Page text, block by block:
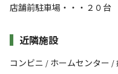
店舗前駐車場・・・２０台
近隣施設
コンビニ / ホームセンター /